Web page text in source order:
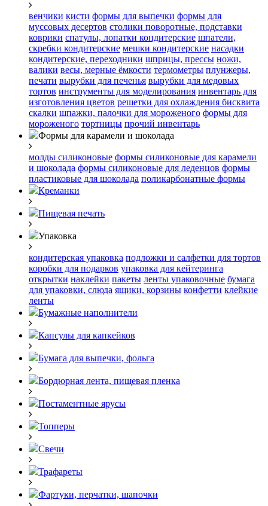
венчики кисти формы для выпечки формы для
муссовых десертов столики поворотные, подставки
коврики cпатулы, лопатки кондитерские шпатели,
скребки кондитерские мешки кондитерские насадки
кондитерские, переходники шприцы, прессы ножи,
валики весы, мерные ёмкости термометры плунжеры,
печати вырубки для печенья вырубки для медовых
тортов инструменты для моделирования инвентарь для
изготовления цветов решетки для охлаждения бисквита
скалки шпажки, палочки для мороженого формы для
мороженого тортницы прочий инвентарь
Формы для карамели и шоколада
молды силиконовые формы силиконовые для карамели
и шоколада формы силиконовые для леденцов формы
пластиковые для шоколада поликарбонатные формы
Креманки
Пищевая печать
Упаковка
кондитерская упаковка подложки и салфетки для тортов
коробки для подарков упаковка для кейтеринга
открытки наклейки пакеты ленты упаковочные бумага
для упаковки, слюда ящики, корзины конфетти клейкие
ленты
Бумажные наполнители
Капсулы для капкейков
Бумага для выпечки, фольга
Бордюрная лента, пищевая пленка
Постаментные ярусы
Топперы
Свечи
Трафареты
Фартуки, перчатки, шапочки